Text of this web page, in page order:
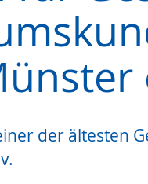
der ältesten